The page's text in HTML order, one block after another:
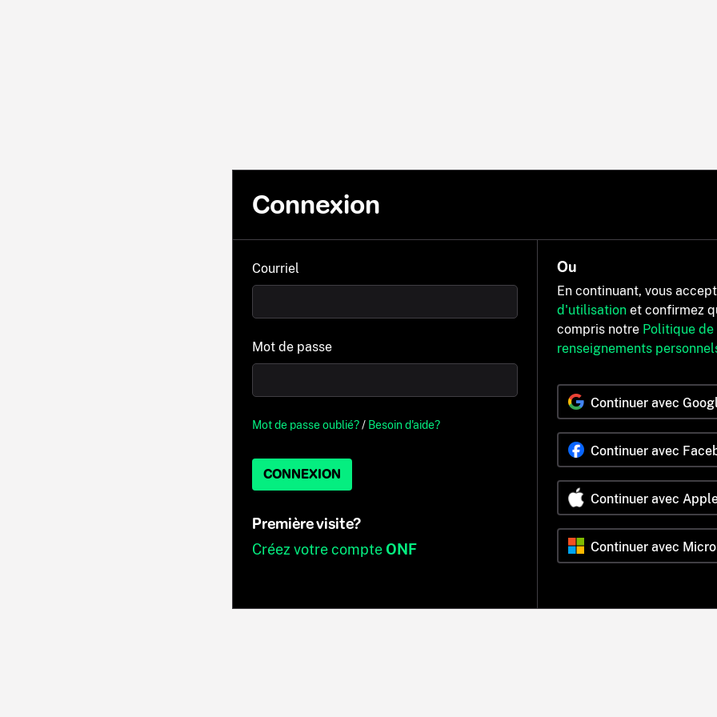
Connexion
Courriel
Mot de passe
Mot de passe oublié?/ Besoin d'aide?
CONNEXION
Première visite?
Créez votre compteONF
Ou
En continuant, vous
d'utilisation et confirmez
compris notre Politique
renseignements
Continuer avec
Continuer avec
Continuer avec
Continuer avec